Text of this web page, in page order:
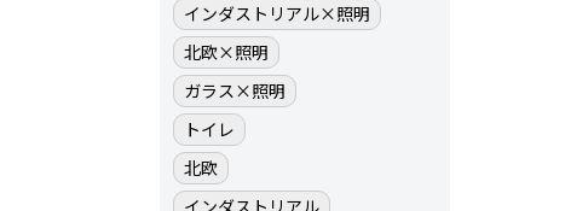
インダストリアル×照明
北欧×照明
ガラス×照明
トイレ
北欧